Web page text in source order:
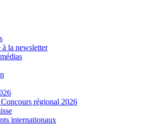
à la newsletter
régional 2026
internationaux